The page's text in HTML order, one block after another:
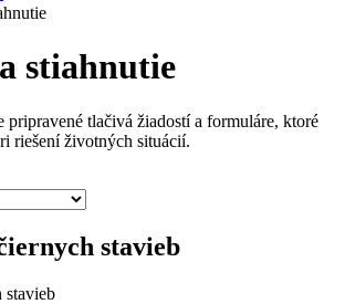
stiahnutie
pripravené tlačivá žiadostí a formuláre, ktoré
riešení životných situácií.
stavieb
stavieb